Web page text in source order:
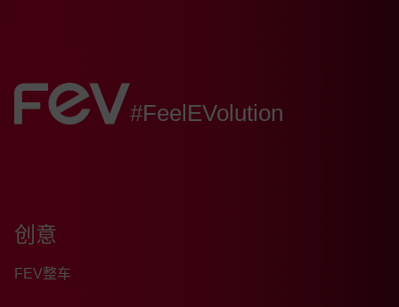
FEV:
#FeelEVolution
创意
FEV整车